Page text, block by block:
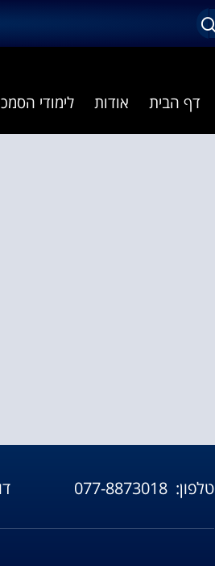
דף הבית אודות לימודי
טלפון: 077-8873018